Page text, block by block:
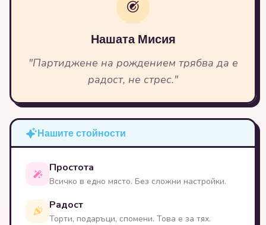
Нашата Мисия
"Партиджене на рождением трябва да е
радост, не стрес."
Нашите стойности
Простота
Всичко в едно място. Без сложни настройки.
Радост
Торти, подаръци, спомени. Това е за тях.